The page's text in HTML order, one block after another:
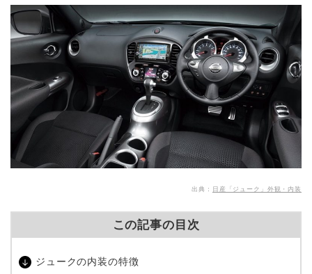
出典： 日産「ジューク」外観・内装
この記事の目次
ジュークの内装の特徴